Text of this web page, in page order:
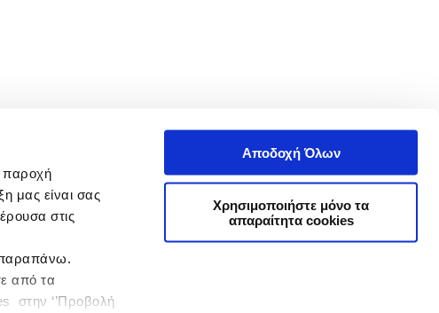
παροχή
μας είναι σας
στις
παραπάνω.
από τα
στην ‘’Προβολή
Αποδοχή Όλων
Χρησιμοποιήστε μόνο τα
απαραίτητα cookies